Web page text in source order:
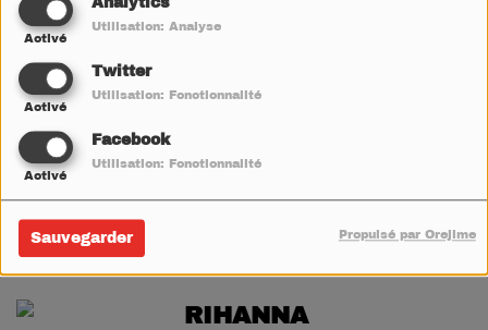
Analytics
Activé
Utilisation: Analyse
Twitter
Activé
Utilisation: Fonctionnalité
Facebook
Activé
Utilisation: Fonctionnalité
Sauvegarder Propulsé par Orejime
V
W
BRUNO MARS
KATY PERRY
MAÎTRE GIMS
RIHANNA